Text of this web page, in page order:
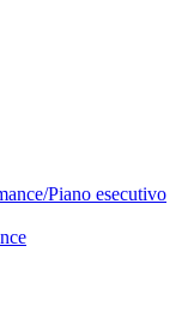
Piano esecutivo